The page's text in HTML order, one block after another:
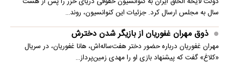
سال به مجلس ارسال کرد. جزئیات این کنوانسیون، روند…
ذوق مهران غفوریان از بازیگر شدن دخترش
مهران غفوریان درباره حضور دختر هفت‌ساله‌اش، هانا غفوریان، در سریال
«کلاغ» گفت که پیشنهاد بازی او را مهدی زمین‌پرداز…